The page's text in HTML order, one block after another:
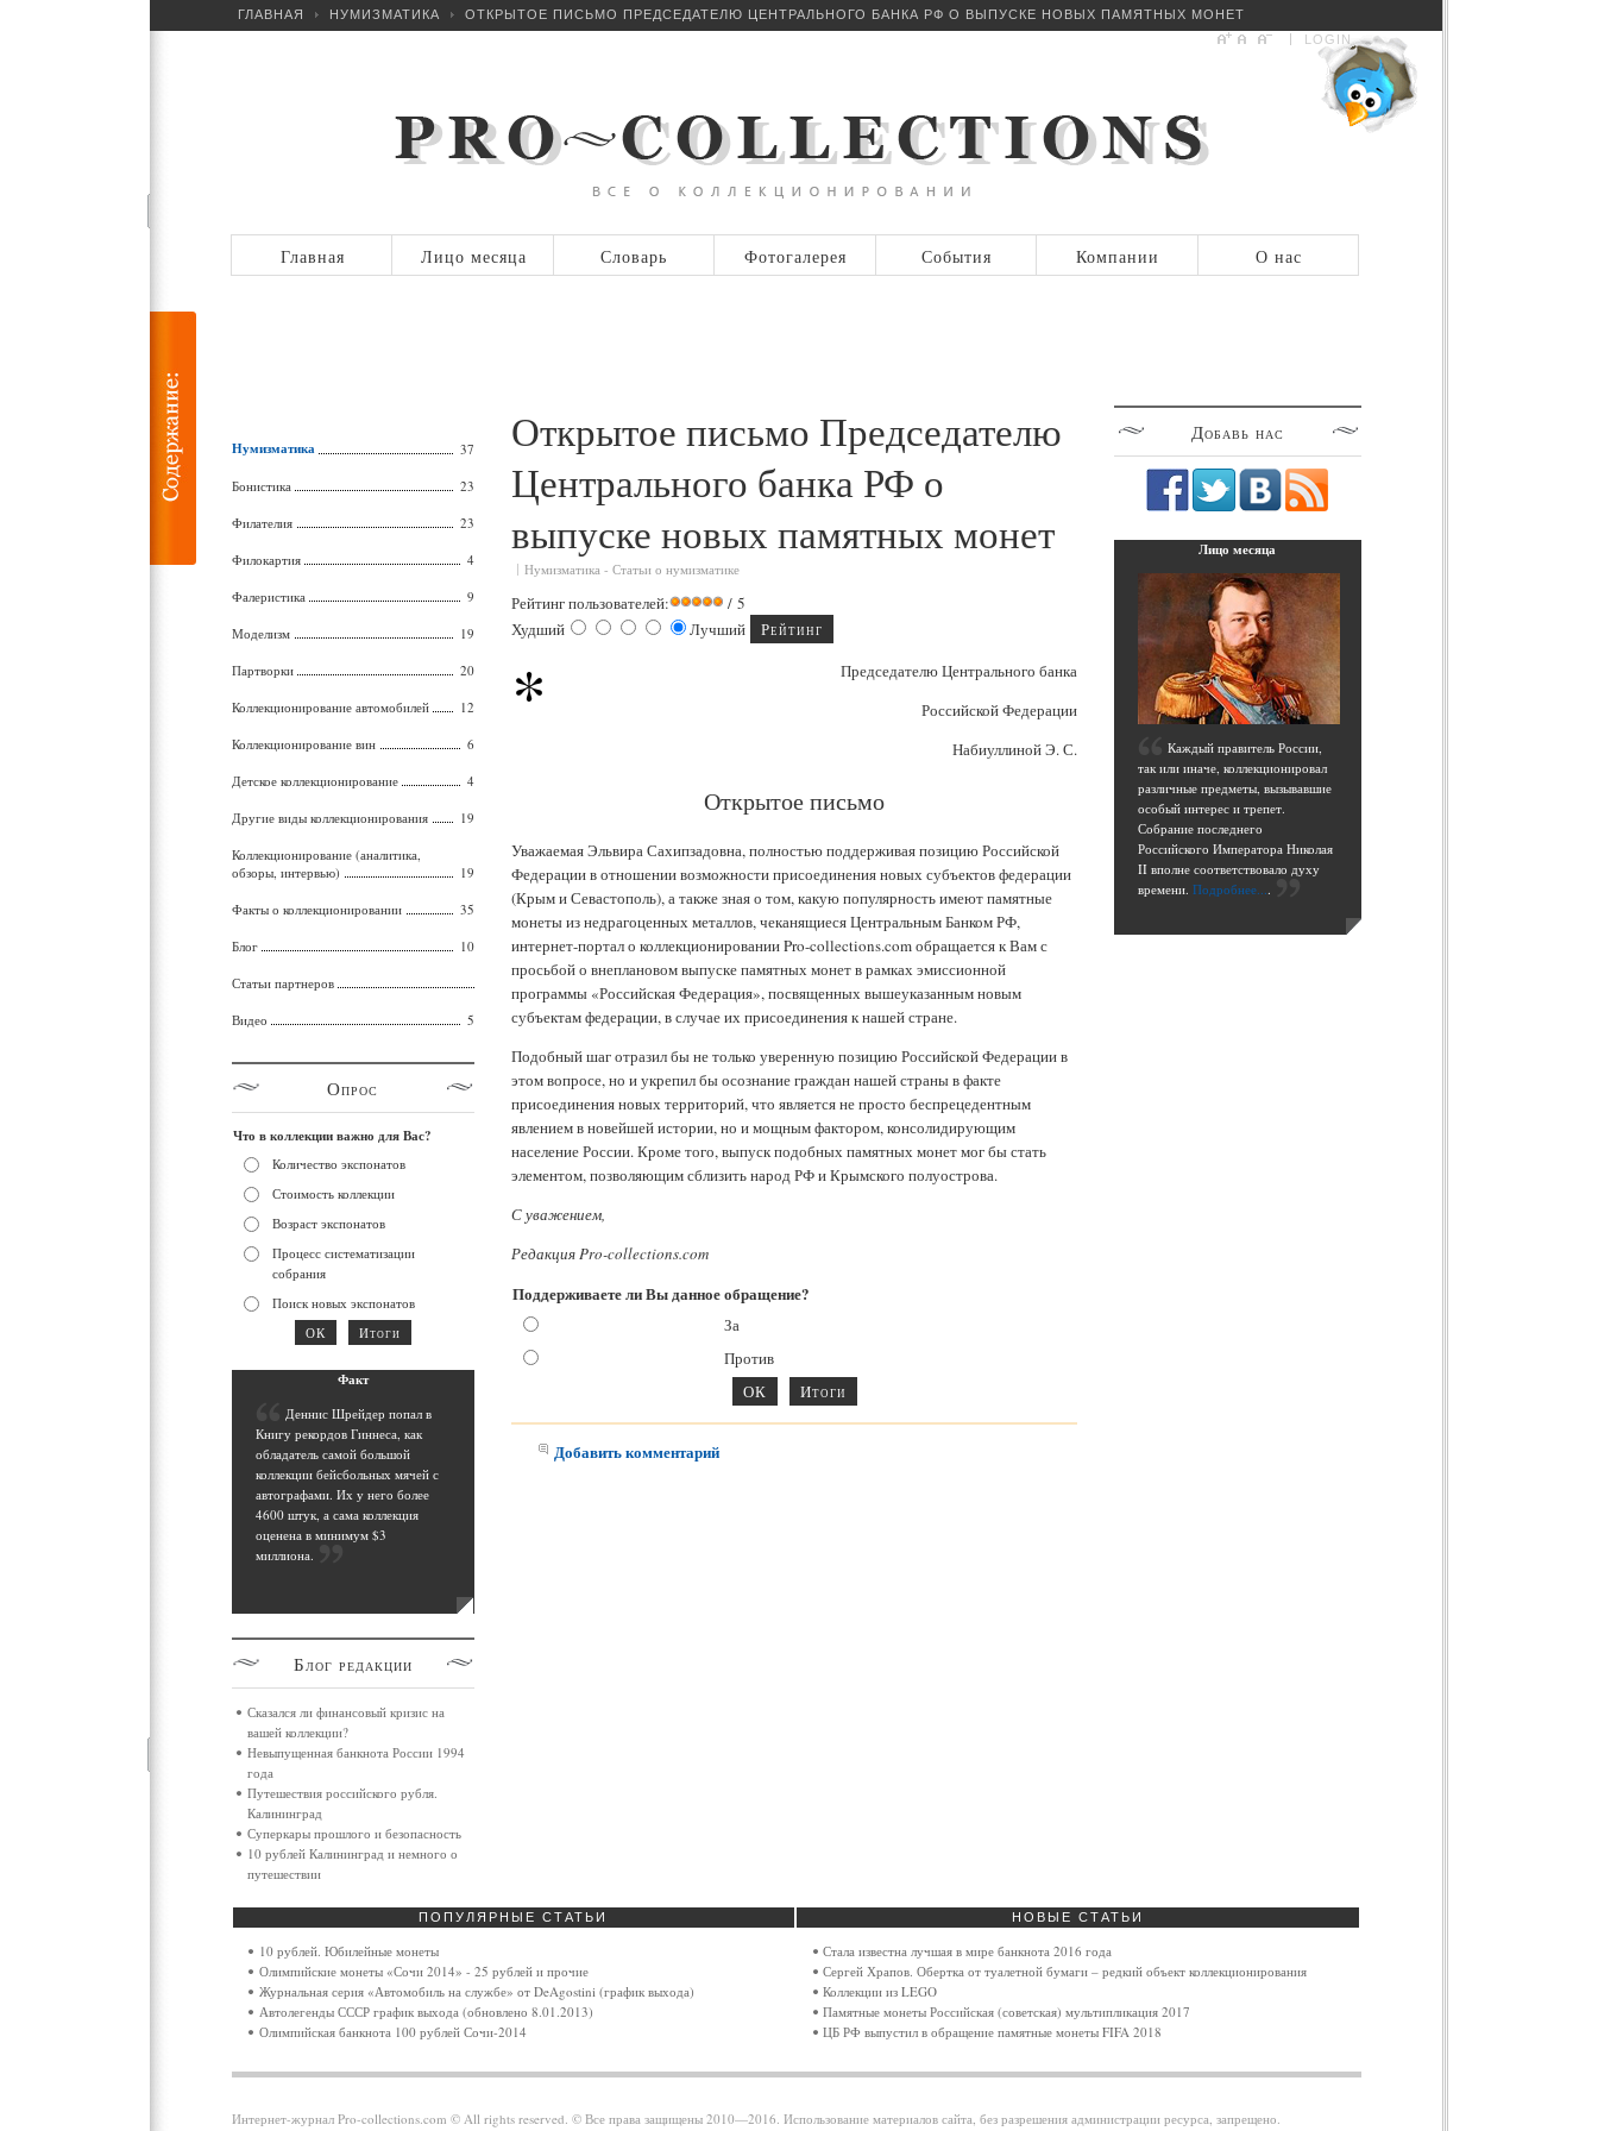
ГЛАВНАЯ НУМИЗМАТИКА
ОТКРЫТОЕ ПИСЬМО ПРЕДСЕДАТЕЛЮ ЦЕНТРАЛЬНОГО БАНКА РФ О ВЫПУСКЕ НОВЫХ ПАМЯТНЫХ МОНЕТ
LOGIN
Главная Лицо месяца Словарь Фотогалерея События Компании О нас
Открытое письмо Председателю
Центрального банка РФ о
выпуске новых памятных монет
Нумизматика-Статьи о нумизматике
Рейтинг пользователей:
/ 5
Худший
Лучший
*
Председателю Центрального банка
Российской Федерации
Набиуллиной Э. С.
Открытое письмо
Уважаемая Эльвира Сахипзадовна, полностью поддерживая позицию Российской
Федерации в отношении возможности присоединения новых субъектов федерации
(Крым и Севастополь), а также зная о том, какую популярность имеют памятные
монеты из недрагоценных металлов, чеканящиеся Центральным Банком РФ,
интернет-портал о коллекционировании Pro-collections.com обращается к Вам с
просьбой о внеплановом выпуске памятных монет в рамках эмиссионной
программы «Российская Федерация», посвященных вышеуказанным новым
субъектам федерации, в случае их присоединения к нашей стране.
Подобный шаг отразил бы не только уверенную позицию Российской Федерации в
этом вопросе, но и укрепил бы осознание граждан нашей страны в факте
присоединения новых территорий, что является не просто беспрецедентным
явлением в новейшей истории, но и мощным фактором, консолидирующим
население России. Кроме того, выпуск подобных памятных монет мог бы стать
элементом, позволяющим сблизить народ РФ и Крымского полуострова.
С уважением,
Редакция Pro-collections.com
Поддерживаете ли Вы данное обращение?
За
Против
Добавить комментарий
Нумизматика 37
Бонистика 23
Филателия 23
Филокартия 4
Фалеристика 9
Моделизм 19
Партворки 20
Коллекционирование автомобилей 12
Коллекционирование вин 6
Детское коллекционирование 4
Другие виды коллекционирования 19
Коллекционирование (аналитика,
обзоры, интервью)
19
Факты о коллекционировании 35
Блог 10
Статьи партнеров
Видео 5
Опрос
Что в коллекции важно для Вас?
Количество экспонатов
Стоимость коллекции
Возраст экспонатов
Процесс систематизации
собрания
Поиск новых экспонатов
Факт
Деннис Шрейдер попал в
Книгу рекордов Гиннеса, как
обладатель самой большой
коллекции бейсбольных мячей с
автографами. Их у него более
4600 штук, а сама коллекция
оценена в минимум $3
миллиона.
Блог редакции
Сказался ли финансовый кризис на
вашей коллекции?
Невыпущенная банкнота России 1994
года
Путешествия российского рубля.
Калининград
Суперкары прошлого и безопасность
10 рублей Калининград и немного о
путешествии
Добавь нас
Лицо месяца
Каждый правитель России,
так или иначе, коллекционировал
различные предметы, вызывавшие
особый интерес и трепет.
Собрание последнего
Российского Императора Николая
II вполне соответствовало духу
времени. Подробнее....
ПОПУЛЯРНЫЕ СТАТЬИ
10 рублей. Юбилейные монеты
Олимпийские монеты «Сочи 2014» - 25 рублей и прочие
Журнальная серия «Автомобиль на службе» от DeAgostini (график выхода)
Автолегенды СССР график выхода (обновлено 8.01.2013)
Олимпийская банкнота 100 рублей Сочи-2014
НОВЫЕ СТАТЬИ
Стала известна лучшая в мире банкнота 2016 года
Сергей Храпов. Обертка от туалетной бумаги – редкий объект коллекционирования
Коллекции из LEGO
Памятные монеты Российская (советская) мультипликация 2017
ЦБ РФ выпустил в обращение памятные монеты FIFA 2018
Интернет-журнал Pro-collections.com © All rights reserved. © Все права защищены 2010—2016. Использование материалов сайта, без разрешения администрации ресурса, запрещено.